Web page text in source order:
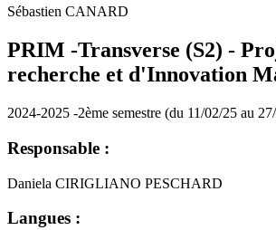
Sébastien CANARD
PRIM -Transverse (S2) -
recherche et d'Innovation
2024-2025 -2ème semestre (du 11/02/25 au
Responsable :
Daniela CIRIGLIANO PESCHARD
Langues :